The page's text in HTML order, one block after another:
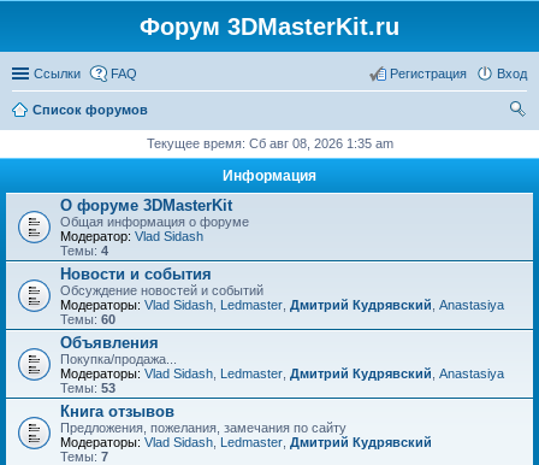
Форум 3DMasterKit.ru
Ссылки FAQ Вход
Регистрация
Список форумов
Текущее время: Сб авг 08, 2026 1:35 am
Информация
О форуме 3DMasterKit
Общая информация о форуме
Модератор: Vlad Sidash
Темы: 4
Новости и события
Обсуждение новостей и событий
Модераторы: Vlad Sidash Ledmaster Дмитрий Кудрявский Anastasiya
Темы: 60
Объявления
Покупка/продажа...
Модераторы: Vlad Sidash Ledmaster Дмитрий Кудрявский Anastasiya
Темы: 53
Книга отзывов
Предложения, пожелания, замечания по сайту
Модераторы: Vlad Sidash Ledmaster Дмитрий Кудрявский
Темы: 7